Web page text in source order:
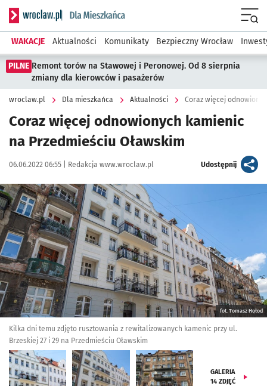
Serwis informacyjny wroclaw.pl podserwis: Dla mieszkańca
WAKACJE Aktualności Komunikaty Bezpieczny Wrocław
PILNE Remont torów na Stawowej i Peronowej. Od 8 sierpnia
zmiany dla kierowców i pasażerów
wroclaw.pl Dla mieszkańca Aktualności Coraz więcej
Coraz więcej odnowionych kamienic
na Przedmieściu Oławskim
Data publikacji:
06.06.2022 06:55 | Autor:
Redakcja www.wroclaw.pl Udostępnijartykuł
Kliknij, aby zobaczyć galerię
Kliknij, aby powiększyć
fot. Tomasz Hołod
Kilka dni temu zdjęto rusztowania z rewitalizowanych kamenic przy ul.
Brzeskiej 27 i 29 na Przedmieściu Oławskim
GALERIA
14 ZDJĘĆ